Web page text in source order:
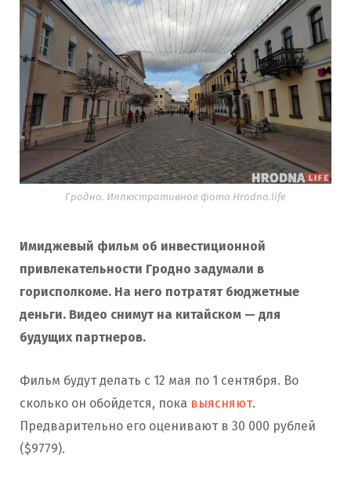
Гродно. Иллюстративное фото Hrodna.life
Имиджевый фильм об инвестиционной
привлекательности Гродно задумали в
горисполкоме. На него потратят бюджетные
деньги. Видео снимут на китайском — для
будущих партнеров.
Фильм будут делать с 12 мая по 1 сентября. Во
сколько он обойдется, пока выясняют.
Предварительно его оценивают в 30 000 рублей
($9779).